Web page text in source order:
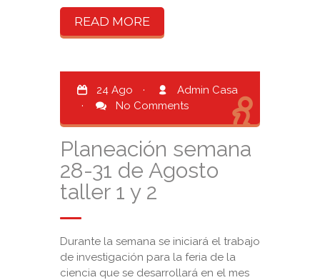
READ MORE
24 Ago ·
Admin Casa
·
No Comments
Planeación semana
28-31 de Agosto
taller 1 y 2
Durante la semana se iniciará el trabajo
de investigación para la feria de la
ciencia que se desarrollará en el mes